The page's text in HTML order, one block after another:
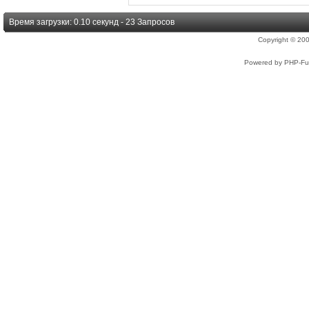
Время загрузки: 0.10 секунд - 23 Запросов
Copyright ©
Powered by PHP-